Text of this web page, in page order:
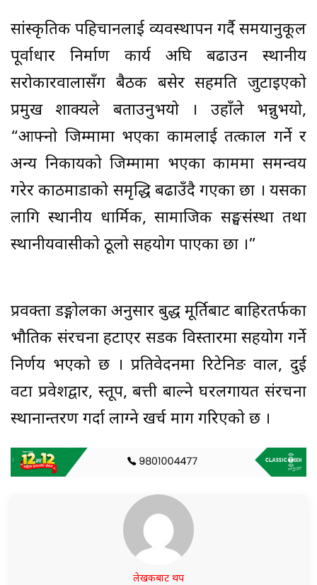
सांस्कृतिक पहिचानलाई व्यवस्थापन गर्दै समयानुकूल
पूर्वाधार निर्माण कार्य अघि बढाउन स्थानीय
सरोकारवालासँग बैठक बसेर सहमति जुटाइएको
प्रमुख शाक्यले बताउनुभयो । उहाँले भन्नुभयो,
“आफ्नो जिम्मामा भएका कामलाई तत्काल गर्ने र
अन्य निकायको जिम्मामा भएका काममा समन्वय
गरेर काठमाडौँको समृद्धि बढाउँदै गएका छौँ । यसका
लागि स्थानीय धार्मिक, सामाजिक सङ्घसंस्था तथा
स्थानीयवासीको ठूलो सहयोग पाएका छौँ ।”
प्रवक्ता डङ्गोलका अनुसार बुद्ध मूर्तिबाट बाहिरतर्फका
भौतिक संरचना हटाएर सडक विस्तारमा सहयोग गर्ने
निर्णय भएको छ । प्रतिवेदनमा रिटेनिङ वाल, दुई
वटा प्रवेशद्वार, स्तूप, बत्ती बाल्ने घरलगायत संरचना
स्थानान्तरण गर्दा लाग्ने खर्च माग गरिएको छ ।
लेखकबाट थप